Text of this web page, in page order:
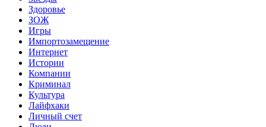
Здоровье
ЗОЖ
Игры
Импортозамещение
Интернет
Истории
Компании
Криминал
Культура
Лайфхаки
Личный счет